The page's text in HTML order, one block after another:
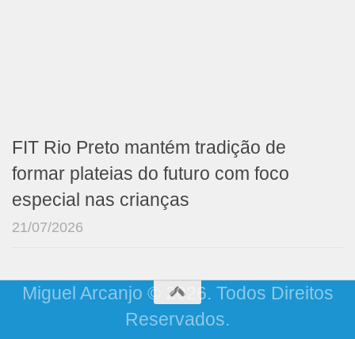
FIT Rio Preto mantém tradição de
formar plateias do futuro com foco
especial nas crianças
21/07/2026
Miguel Arcanjo © 2026. Todos Direitos
Reservados.